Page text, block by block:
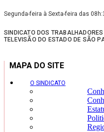
Segunda-feira à Sexta-feira das
SINDICATO DOS
TELEVISÃO DO ESTADO DE SÃO
MAPA DO SITE
O SINDICATO